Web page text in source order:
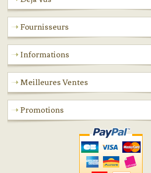
Fournisseurs
Informations
Meilleures Ventes
Promotions